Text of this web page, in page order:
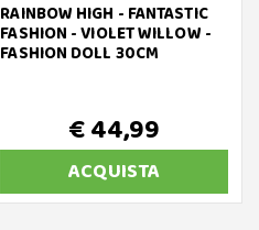
RAINBOW HIGH - FANTASTIC
FASHION - VIOLET WILLOW -
FASHION DOLL 30CM
€ 44,99
ACQUISTA